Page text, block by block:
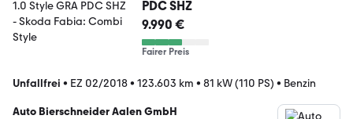
PDC SHZ
9.990 €
Fairer Preis
Unfallfrei • EZ 02/2018• 123.603 km • 81 kW (110 PS) • Benzin
Auto Bierschneider Aalen GmbH